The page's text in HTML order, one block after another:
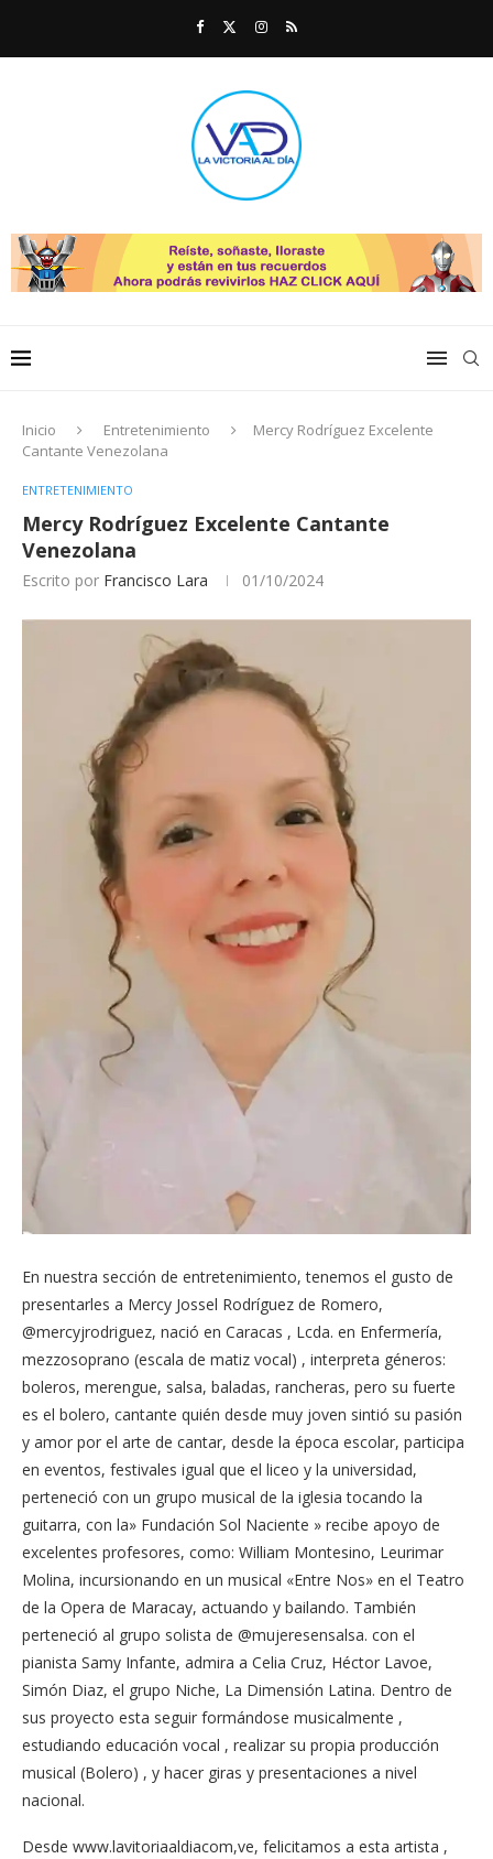
Inicio Entretenimiento
Mercy Rodríguez Excelente
Cantante Venezolana
ENTRETENIMIENTO
Mercy Rodríguez Excelente Cantante
Venezolana
Escrito por Francisco Lara 01/10/2024
En nuestra sección de entretenimiento, tenemos el gusto de
presentarles a Mercy Jossel Rodríguez de Romero,
@mercyjrodriguez, nació en Caracas , Lcda. en Enfermería,
mezzosoprano (escala de matiz vocal) , interpreta géneros:
boleros, merengue, salsa, baladas, rancheras, pero su fuerte
es el bolero, cantante quién desde muy joven sintió su pasión
y amor por el arte de cantar, desde la época escolar, participa
en eventos, festivales igual que el liceo y la universidad,
perteneció con un grupo musical de la iglesia tocando la
guitarra, con la» Fundación Sol Naciente » recibe apoyo de
excelentes profesores, como: William Montesino, Leurimar
Molina, incursionando en un musical «Entre Nos» en el Teatro
de la Opera de Maracay, actuando y bailando. También
perteneció al grupo solista de @mujeresensalsa. con el
pianista Samy Infante, admira a Celia Cruz, Héctor Lavoe,
Simón Diaz, el grupo Niche, La Dimensión Latina. Dentro de
sus proyecto esta seguir formándose musicalmente ,
estudiando educación vocal , realizar su propia producción
musical (Bolero) , y hacer giras y presentaciones a nivel
nacional.
Desde www.lavitoriaaldiacom,ve, felicitamos a esta artista ,